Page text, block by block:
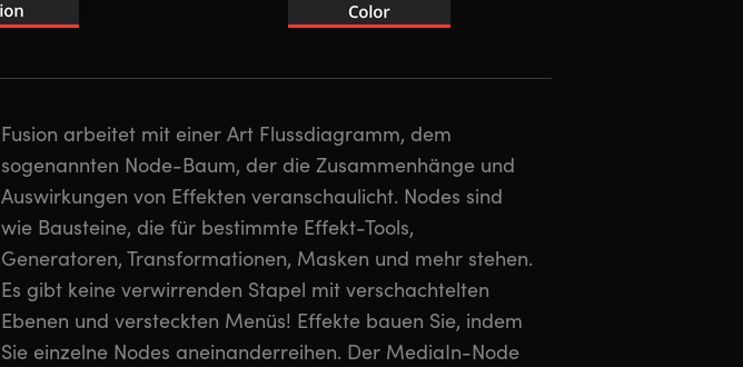
Fusion arbeitet mit einer Art Flussdiagramm, dem
sogenannten Node-Baum, der die Zusammenhänge und
Auswirkungen von Effekten veranschaulicht. Nodes sind
wie Bausteine, die für bestimmte Effekt-Tools,
Generatoren, Transformationen, Masken und mehr stehen.
Es gibt keine verwirrenden Stapel mit verschachtelten
Ebenen und versteckten Menüs! Effekte bauen Sie, indem
Sie einzelne Nodes aneinanderreihen. Der MediaIn-Node